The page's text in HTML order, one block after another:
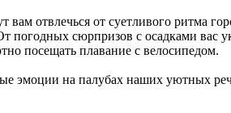
вам отвлечься от суетливого ритма
погодных сюрпризов с осадками
посещать плавание с велосипедом.
эмоции на палубах наших уютных